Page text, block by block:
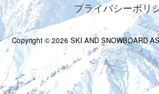
プライバシーポリ
Copyright © 2026 SKI AND SNOWBOARD